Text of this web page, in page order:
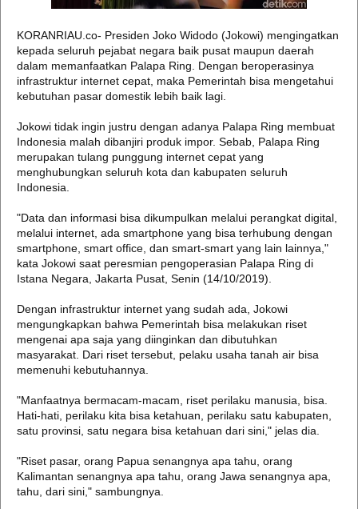
KORANRIAU.co- Presiden Joko Widodo (Jokowi) mengingatkan
kepada seluruh pejabat negara baik pusat maupun daerah
dalam memanfaatkan Palapa Ring. Dengan beroperasinya
infrastruktur internet cepat, maka Pemerintah bisa mengetahui
kebutuhan pasar domestik lebih baik lagi.
Jokowi tidak ingin justru dengan adanya Palapa Ring membuat
Indonesia malah dibanjiri produk impor. Sebab, Palapa Ring
merupakan tulang punggung internet cepat yang
menghubungkan seluruh kota dan kabupaten seluruh
Indonesia.
"Data dan informasi bisa dikumpulkan melalui perangkat digital,
melalui internet, ada smartphone yang bisa terhubung dengan
smartphone, smart office, dan smart-smart yang lain lainnya,"
kata Jokowi saat peresmian pengoperasian Palapa Ring di
Istana Negara, Jakarta Pusat, Senin (14/10/2019).
Dengan infrastruktur internet yang sudah ada, Jokowi
mengungkapkan bahwa Pemerintah bisa melakukan riset
mengenai apa saja yang diinginkan dan dibutuhkan
masyarakat. Dari riset tersebut, pelaku usaha tanah air bisa
memenuhi kebutuhannya.
"Manfaatnya bermacam-macam, riset perilaku manusia, bisa.
Hati-hati, perilaku kita bisa ketahuan, perilaku satu kabupaten,
satu provinsi, satu negara bisa ketahuan dari sini," jelas dia.
"Riset pasar, orang Papua senangnya apa tahu, orang
Kalimantan senangnya apa tahu, orang Jawa senangnya apa,
tahu, dari sini," sambungnya.